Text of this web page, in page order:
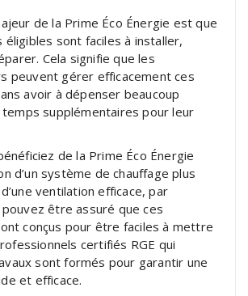
de la Prime Éco Énergie est que
éligibles sont faciles à installer,
Cela signifie que les
peuvent gérer efficacement ces
avoir à dépenser beaucoup
temps supplémentaires pour leur
de la Prime Éco Énergie
d’un système de chauffage plus
ventilation efficace, par
être assuré que ces
conçus pour être faciles à mettre
certifiés RGE qui
sont formés pour garantir une
et efficace.